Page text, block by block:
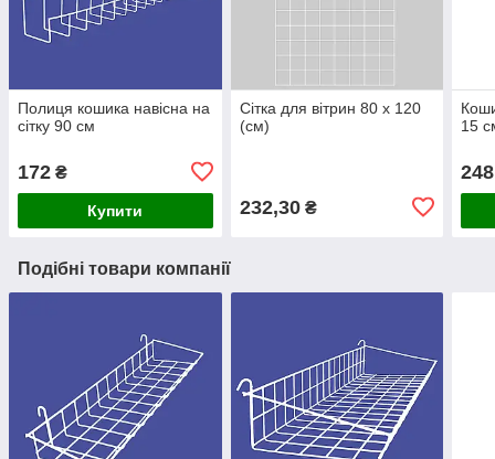
Полиця кошика навісна на
сітку 90 см
172 ₴
Купити
Сітка для вітрин 80 х 120
(см)
232,30₴
15
248
Подібні товари компанії